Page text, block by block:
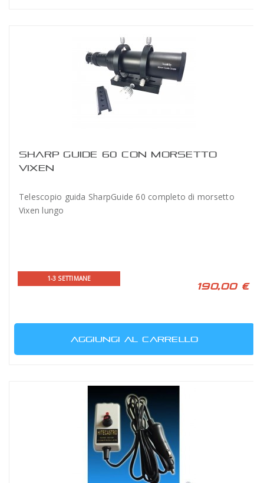
SHARP GUIDE 60 CON MORSETTO
VIXEN
Telescopio guida SharpGuide 60 completo di morsetto
Vixen lungo
1-3 SETTIMANE
190,00 €
AGGIUNGI AL CARRELLO